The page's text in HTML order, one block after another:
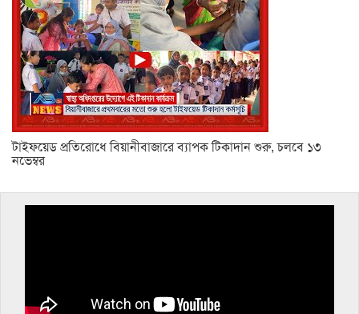
টাইফয়েড প্রতিরোধে বিয়ানীবাজারে ব্যাপক টিকাদান শুরু, চলবে ১৩
নভেম্বর